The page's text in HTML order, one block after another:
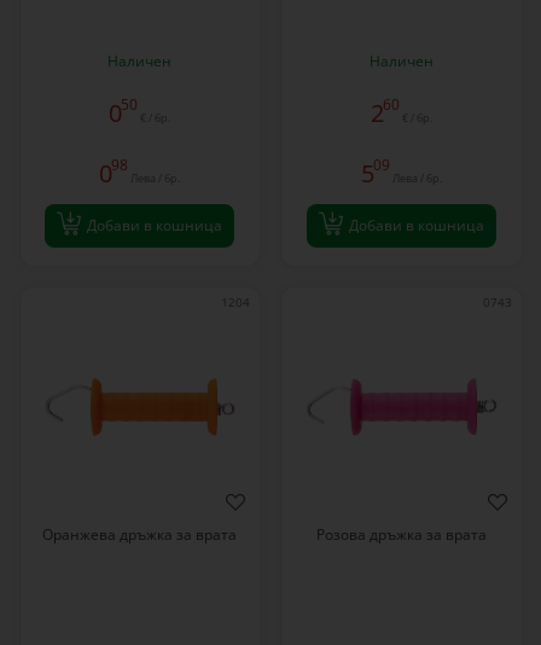
Наличен
050
€ / бр.
098
Лева / бр.
Добави в кошница
Наличен
260
€ / бр.
509
Лева / бр.
Добави в кошница
1204
Оранжева дръжка за врата
0743
Розова дръжка за врата